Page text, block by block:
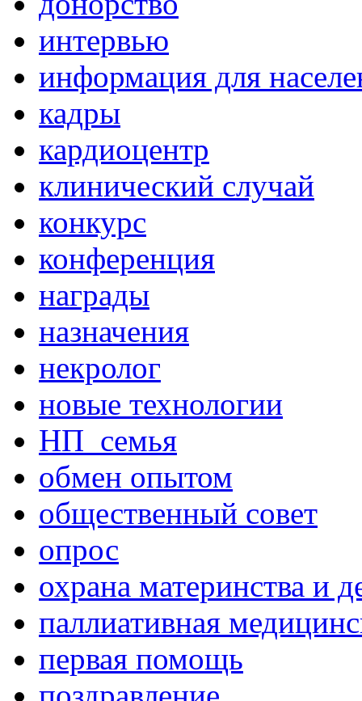
интервью
информация для
кадры
кардиоцентр
клинический случай
конкурс
конференция
награды
назначения
некролог
новые технологии
НП_семья
обмен опытом
общественный совет
опрос
охрана материнства и
паллиативная
первая помощь